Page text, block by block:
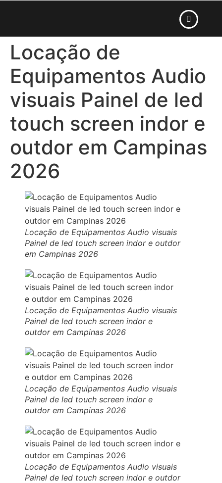
Locação de
Equipamentos Audio
visuais Painel de led
touch screen indor e
outdor em Campinas
2026
Locação de Equipamentos Audio visuais
Painel de led touch screen indor e outdor
em Campinas 2026
Locação de Equipamentos Audio visuais
Painel de led touch screen indor e
outdor em Campinas 2026
Locação de Equipamentos Audio visuais
Painel de led touch screen indor e
outdor em Campinas 2026
Locação de Equipamentos Audio visuais
Painel de led touch screen indor e outdor